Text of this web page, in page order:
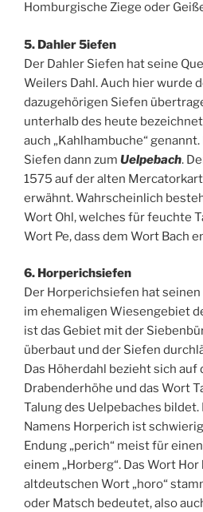
Homburgische Ziege oder
5. Dahler 5iefen
Der Dahler Siefen hat seine
Weilers Dahl. Auch hier wurde
dazugehörigen Siefen
unterhalb des heute
auch „Kahlhambuche“
Siefen dann zum Uelpebach.
1575 auf der alten
erwähnt. Wahrscheinlich
Wort Ohl, welches für feuchte
Wort Pe, dass dem Wort Bach
6. Horperichsiefen
Der Horperichsiefen hat
im ehemaligen Wiesengebiet
ist das Gebiet mit der
überbaut und der Siefen
Das Höherdahl bezieht sich auf
Drabenderhöhe und das Wort
Talung des Uelpebaches bildet.
Namens Horperich ist
Endung „perich“ meist für
einem „Horberg“. Das Wort
altdeutschen Wort „horo“
oder Matsch bedeutet, also